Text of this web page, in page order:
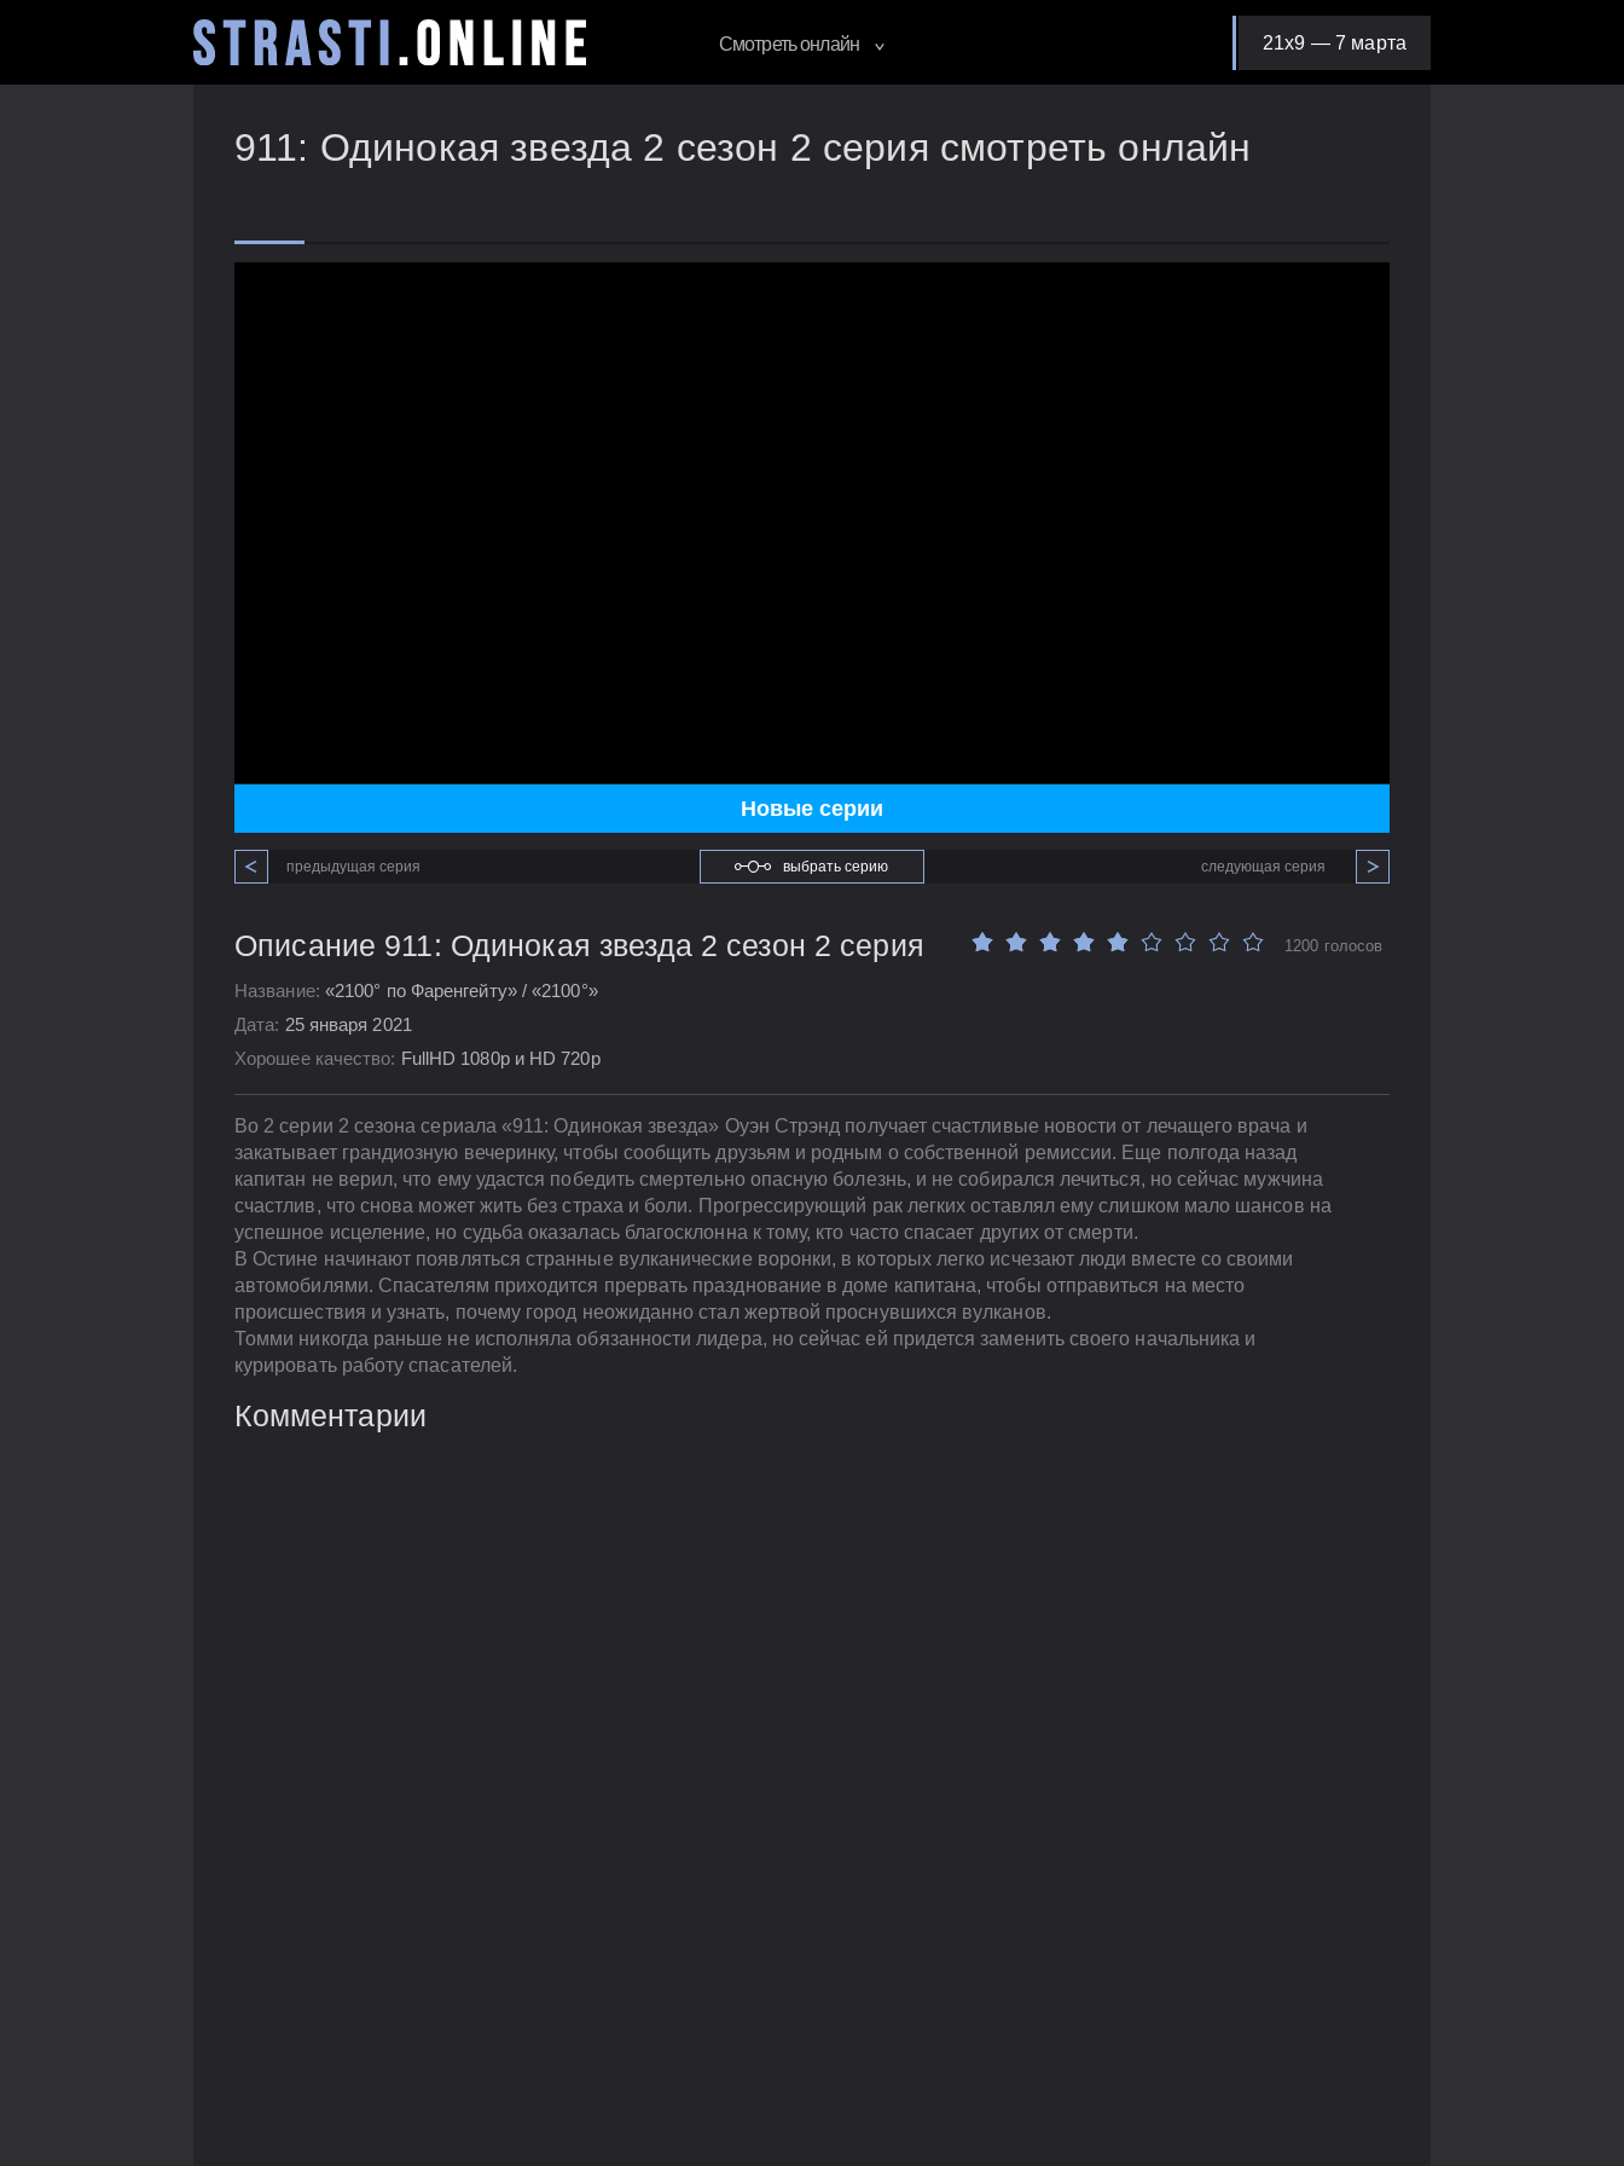
Смотреть онлайн 21х9 — 7 марта
911: Одинокая звезда 2 сезон 2 серия смотреть онлайн
Новые серии
предыдущая серия выбрать серию следующая серия
Описание 911: Одинокая звезда 2 сезон 2 серия
Название: «2100° по Фаренгейту» / «2100°»
Дата: 25 января 2021
Хорошее качество: FullHD 1080p и HD 720p
1200 голосов
Во 2 серии 2 сезона сериала «911: Одинокая звезда» Оуэн Стрэнд получает счастливые новости от лечащего врача и
закатывает грандиозную вечеринку, чтобы сообщить друзьям и родным о собственной ремиссии. Еще полгода назад
капитан не верил, что ему удастся победить смертельно опасную болезнь, и не собирался лечиться, но сейчас мужчина
счастлив, что снова может жить без страха и боли. Прогрессирующий рак легких оставлял ему слишком мало шансов на
успешное исцеление, но судьба оказалась благосклонна к тому, кто часто спасает других от смерти.
В Остине начинают появляться странные вулканические воронки, в которых легко исчезают люди вместе со своими
автомобилями. Спасателям приходится прервать празднование в доме капитана, чтобы отправиться на место
происшествия и узнать, почему город неожиданно стал жертвой проснувшихся вулканов.
Томми никогда раньше не исполняла обязанности лидера, но сейчас ей придется заменить своего начальника и
курировать работу спасателей.
Комментарии